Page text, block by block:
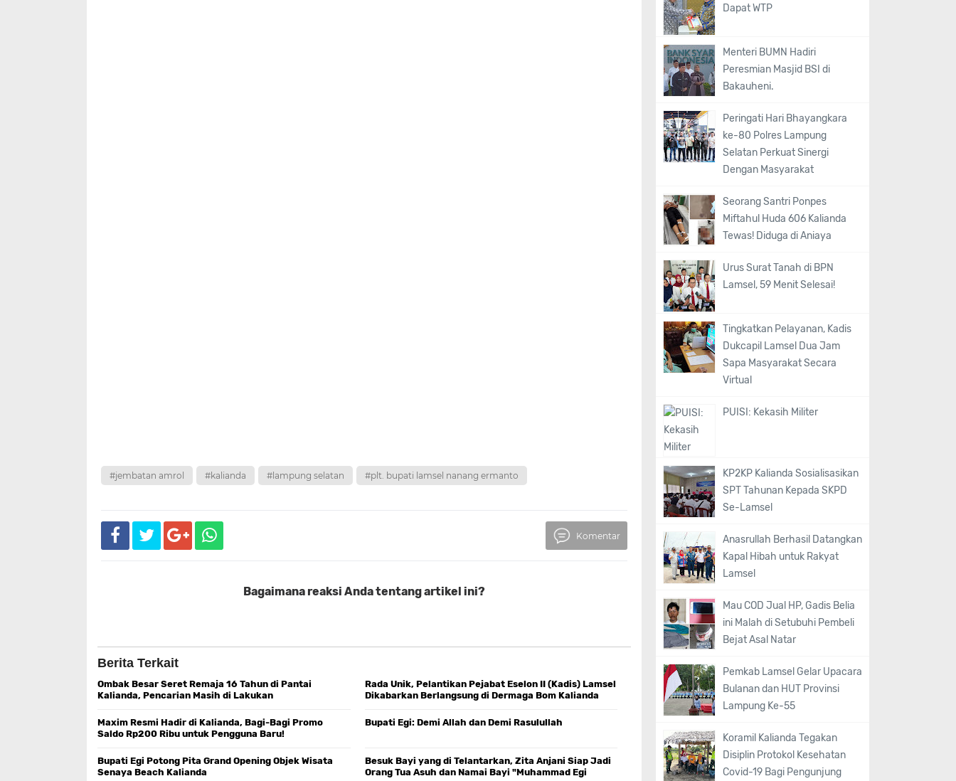
#jembatan amrol #kalianda #lampung selatan #plt. bupati lamsel nanang ermanto
Komentar
Bagaimana reaksi Anda tentang artikel ini?
Berita Terkait
Ombak Besar Seret Remaja 16 Tahun di Pantai
Kalianda, Pencarian Masih di Lakukan
Rada Unik, Pelantikan Pejabat Eselon II (Kadis) Lamsel
Dikabarkan Berlangsung di Dermaga Bom Kalianda
Maxim Resmi Hadir di Kalianda, Bagi-Bagi Promo
Saldo Rp200 Ribu untuk Pengguna Baru!
Bupati Egi: Demi Allah dan Demi Rasulullah
Bupati Egi Potong Pita Grand Opening Objek Wisata
Senaya Beach Kalianda
Besuk Bayi yang di Telantarkan, Zita Anjani Siap Jadi
Orang Tua Asuh dan Namai Bayi "Muhammad Egi
Dapat WTP
Menteri BUMN Hadiri
Peresmian Masjid BSI di
Bakauheni.
Peringati Hari Bhayangkara
ke-80 Polres Lampung
Selatan Perkuat Sinergi
Dengan Masyarakat
Seorang Santri Ponpes
Miftahul Huda 606 Kalianda
Tewas! Diduga di Aniaya
Urus Surat Tanah di BPN
Lamsel, 59 Menit Selesai!
Tingkatkan Pelayanan, Kadis
Dukcapil Lamsel Dua Jam
Sapa Masyarakat Secara
Virtual
PUISI: Kekasih Militer
KP2KP Kalianda Sosialisasikan
SPT Tahunan Kepada SKPD
Se-Lamsel
Anasrullah Berhasil Datangkan
Kapal Hibah untuk Rakyat
Lamsel
Mau COD Jual HP, Gadis Belia
ini Malah di Setubuhi Pembeli
Bejat Asal Natar
Pemkab Lamsel Gelar Upacara
Bulanan dan HUT Provinsi
Lampung Ke-55
Koramil Kalianda Tegakan
Disiplin Protokol Kesehatan
Covid-19 Bagi Pengunjung